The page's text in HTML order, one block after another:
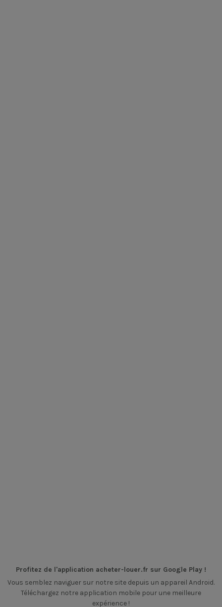
Profitez de l'application acheter-louer.fr sur Google Play !
Vous semblez naviguer sur notre site depuis un appareil Android.
Téléchargez notre application mobile pour une meilleure
expérience !